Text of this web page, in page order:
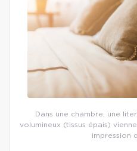
Dans une chambre, une
volumineux (tissus épais)
impression